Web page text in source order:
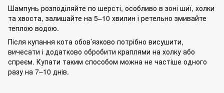
Шампунь розподіляйте по шерсті, особливо в зоні шиї, холки
та хвоста, залишайте на 5–10 хвилин і ретельно змивайте
теплою водою.
Після купання кота обов’язково потрібно висушити,
вичесати і додатково обробити краплями на холку або
спреєм. Купати таким способом можна не частіше одного
разу на 7–10 днів.